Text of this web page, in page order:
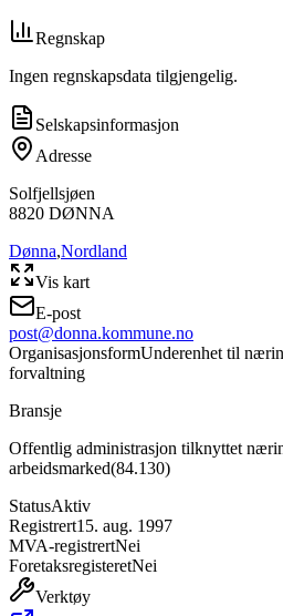
Regnskap
Ingen regnskapsdata tilgjengelig.
Selskapsinformasjon
Adresse
Solfjellsjøen
8820 DØNNA
Dønna,Nordland
Vis kart
E-post
post@donna.kommune.no
OrganisasjonsformUnderenhet til
forvaltning
Bransje
Offentlig administrasjon tilknyttet
arbeidsmarked(84.130)
StatusAktiv
Registrert15. aug. 1997
MVA-registrertNei
ForetaksregisteretNei
Verktøy